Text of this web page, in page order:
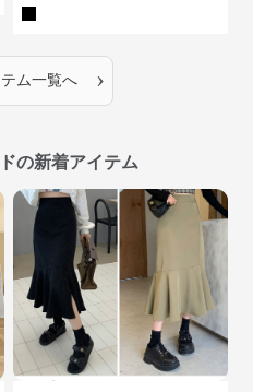
ム一覧へ ›
の新着アイテム